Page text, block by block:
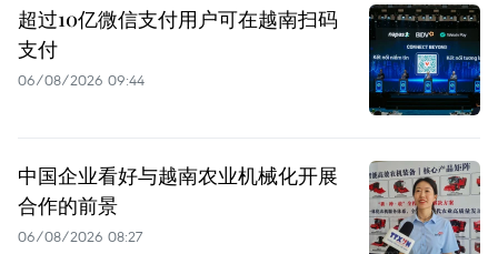
超过10亿微信支付用户可在越南扫码
支付
06/08/2026 09:44
中国企业看好与越南农业机械化开展
合作的前景
06/08/2026 08:27